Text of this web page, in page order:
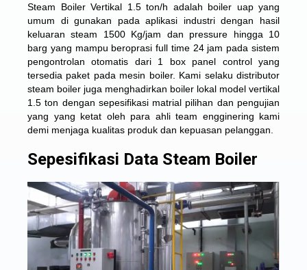
Steam Boiler Vertikal 1.5 ton/h adalah boiler uap yang
umum di gunakan pada aplikasi industri dengan hasil
keluaran steam 1500 Kg/jam dan pressure hingga 10
barg yang mampu beroprasi full time 24 jam pada sistem
pengontrolan otomatis dari 1 box panel control yang
tersedia paket pada mesin boiler. Kami selaku distributor
steam boiler juga menghadirkan boiler lokal model vertikal
1.5 ton dengan sepesifikasi matrial pilihan dan pengujian
yang yang ketat oleh para ahli team engginering kami
demi menjaga kualitas produk dan kepuasan pelanggan.
Sepesifikasi Data Steam Boiler